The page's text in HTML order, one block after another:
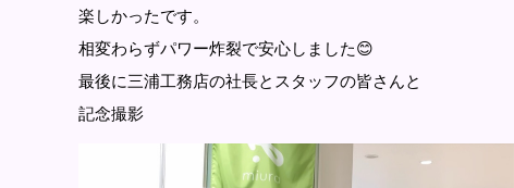
楽しかったです。
相変わらずパワー炸裂で安心しました😊
最後に三浦工務店の社長とスタッフの皆さんと
記念撮影